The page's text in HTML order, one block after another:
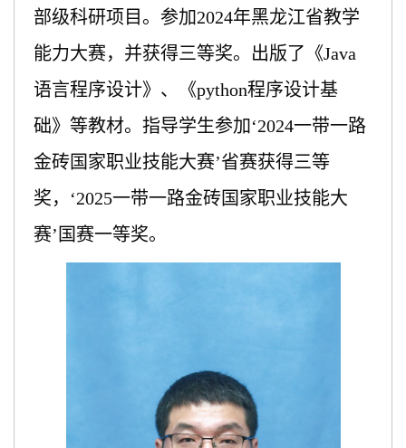
部级科研项目。参加2024年黑龙江省教学
能力大赛，并获得三等奖。出版了《Java
语言程序设计》、《python程序设计基
础》等教材。 指导学生参加 ‘2024一带一路
金砖国家职业技能大赛’省赛获得三等
奖， ‘2025一带一路金砖国家职业技能大
赛’ 国赛一等奖。